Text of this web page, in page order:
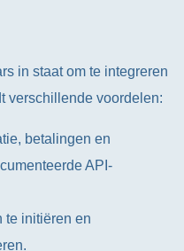
in staat om te integreren
verschillende voordelen:
betalingen en
API-
te initiëren en